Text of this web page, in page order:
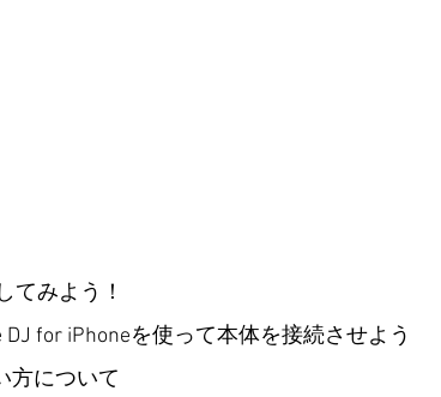
てみよう！
for iPhoneを使って本体を接続させよう
方について